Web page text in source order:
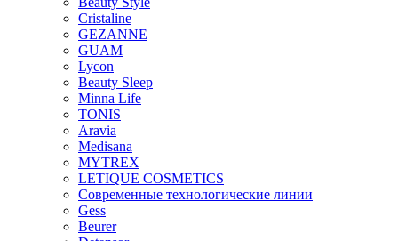
Cristaline
GEZANNE
GUAM
Lycon
Beauty Sleep
Minna Life
TONIS
Aravia
Medisana
MYTREX
LETIQUE COSMETICS
Современные технологические линии
Gess
Beurer